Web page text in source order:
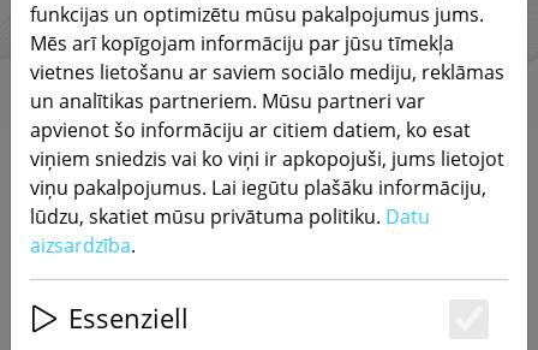
Sonoff
Start Zīmoli Sonoff
DODIETIES TIEŠI UZ PRODUKTIEM
Sonoff ist eine Marke, die für ihre innovativen Smart-
Home-Produkte bekannt ist. Gegründet im Jahr 2016,
funkcijas un optimizētu mūsu pakalpojumus jums.
Mēs arī kopīgojam informāciju par jūsu tīmekļa
vietnes lietošanu ar saviem sociālo mediju, reklāmas
un analītikas partneriem. Mūsu partneri var
apvienot šo informāciju ar citiem datiem, ko esat
viņiem sniedzis vai ko viņi ir apkopojuši, jums lietojot
viņu pakalpojumus. Lai iegūtu plašāku informāciju,
lūdzu, skatiet mūsu privātuma politiku. Datu
aizsardzība.
Essenziell